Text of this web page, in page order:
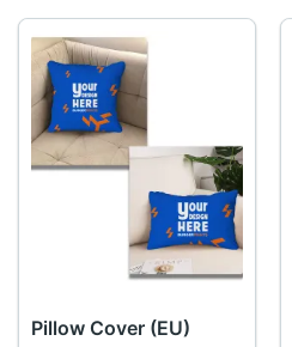
Pillow Cover (EU)